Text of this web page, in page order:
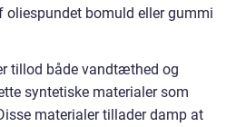
bomuld eller gummi
tillod både vandtæthed og
syntetiske materialer som
materialer tillader damp at